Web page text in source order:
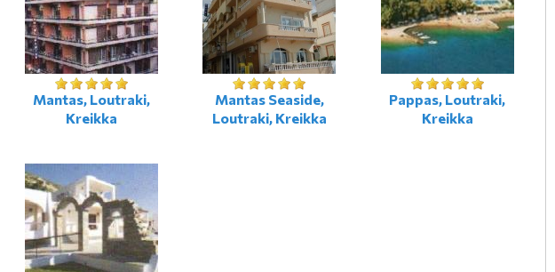
Mantas, Loutraki,
Kreikka
Mantas Seaside,
Loutraki, Kreikka
Pappas, Loutraki,
Kreikka